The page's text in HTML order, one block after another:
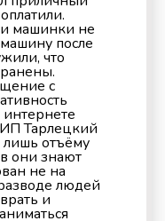
машинки не
после
что
с
Тарлецкий
отъёму
они знают
не на
людей
и